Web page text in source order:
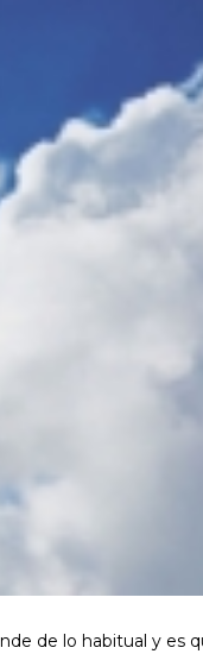
de lo habitual y es